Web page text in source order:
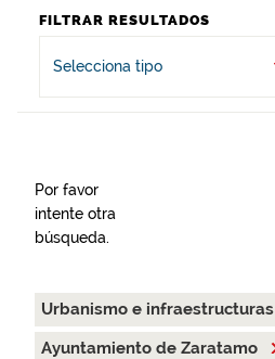
FILTRAR RESULTADOS
Selecciona tipo
Por favor
intente otra
búsqueda.
Urbanismo e infraestructuras
Ayuntamiento de Zaratamo